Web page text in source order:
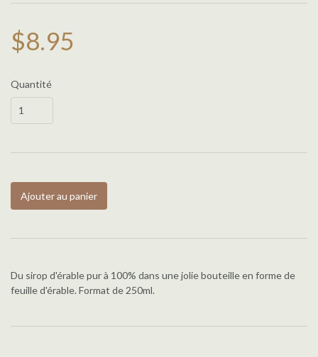
$8.95
Quantité
Ajouter au panier
Du sirop d'érable pur à 100% dans une jolie bouteille en forme de
feuille d'érable. Format de 250ml.